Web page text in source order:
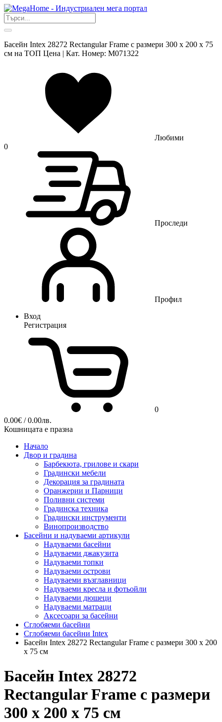
Басейн Intex 28272 Rectangular Frame с размери 300 х 200 х 75
см на ТОП Цена | Кат. Номер: M071322
Любими
0
Проследи
Профил
Вход
Регистрация
0
0.00€ / 0.00лв.
Кошницата е празна
Начало
Двор и градина
Барбекюта, грилове и скари
Градински мебели
Декорация за градината
Оранжерии и Парници
Поливни системи
Градинска техника
Градински инструменти
Винопроизводство
Басейни и надуваеми артикули
Надуваеми басейни
Надуваеми джакузита
Надуваеми топки
Надуваеми острови
Надуваеми възглавници
Надуваеми кресла и фотьойли
Надуваеми дюшеци
Надуваеми матраци
Аксесоари за басейни
Сглобяеми басейни
Сглобяеми басейни Intex
Басейн Intex 28272 Rectangular Frame с размери 300 х 200
х 75 см
Басейн Intex 28272
Rectangular Frame с размери
300 х 200 х 75 см